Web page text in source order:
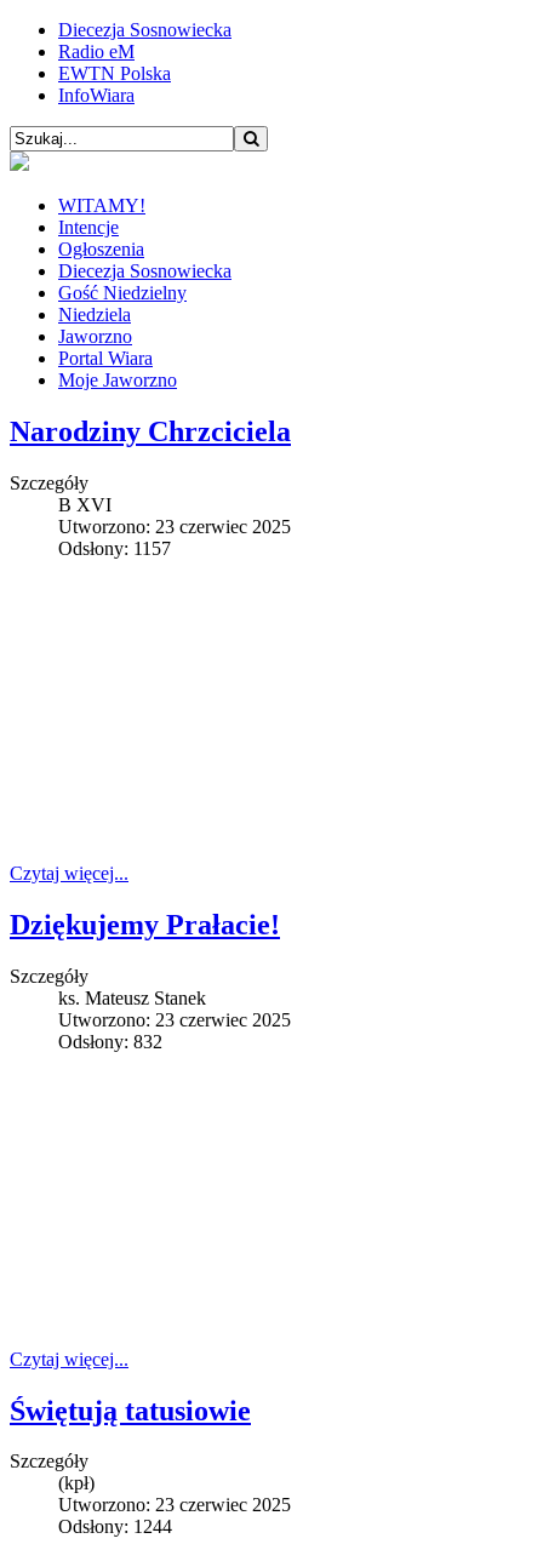
Diecezja Sosnowiecka
Radio eM
EWTN Polska
InfoWiara
WITAMY!
Intencje
Ogłoszenia
Diecezja Sosnowiecka
Gość Niedzielny
Niedziela
Jaworzno
Portal Wiara
Moje Jaworzno
Narodziny Chrzciciela
Szczegóły
B XVI
Utworzono: 23 czerwiec 2025
Odsłony: 1157
Czytaj więcej...
Dziękujemy Prałacie!
Szczegóły
ks. Mateusz Stanek
Utworzono: 23 czerwiec 2025
Odsłony: 832
Czytaj więcej...
Świętują tatusiowie
Szczegóły
(kpł)
Utworzono: 23 czerwiec 2025
Odsłony: 1244